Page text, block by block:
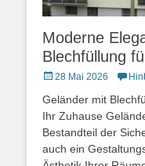
Moderne
Blechfüllung
Posted
28 Mai 2026
Geländer mit
Ihr Zuhause
Bestandteil der
auch ein